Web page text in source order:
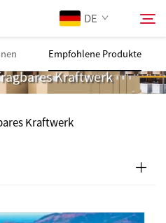
DE
Kraftwerk
Kraftwerk
Kraftwerk
Empfohlene Produkte